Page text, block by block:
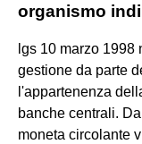
organismo
lgs 10 marzo 1998
gestione da parte
l'appartenenza
banche centrali.
moneta circolante